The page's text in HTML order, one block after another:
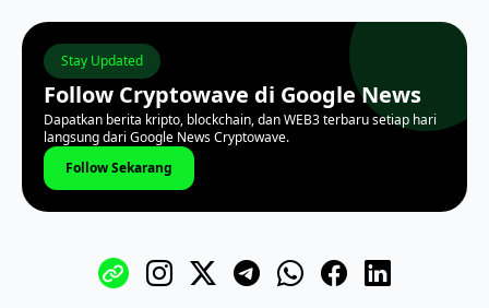
Stay Updated
Follow Cryptowave di Google News
Dapatkan berita kripto, blockchain, dan WEB3 terbaru setiap hari
langsung dari Google News Cryptowave.
Follow Sekarang